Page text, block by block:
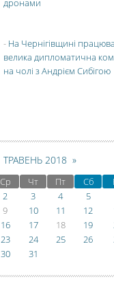
дронами
- На Чернігівщині
велика дипломатична
на чолі з Андрієм Сибігою
ТРАВЕНЬ 2018 »
Ср Чт Пт Сб
2 3 4 5
9 10 11 12
16 17 18 19
23 24 25 26
30 31